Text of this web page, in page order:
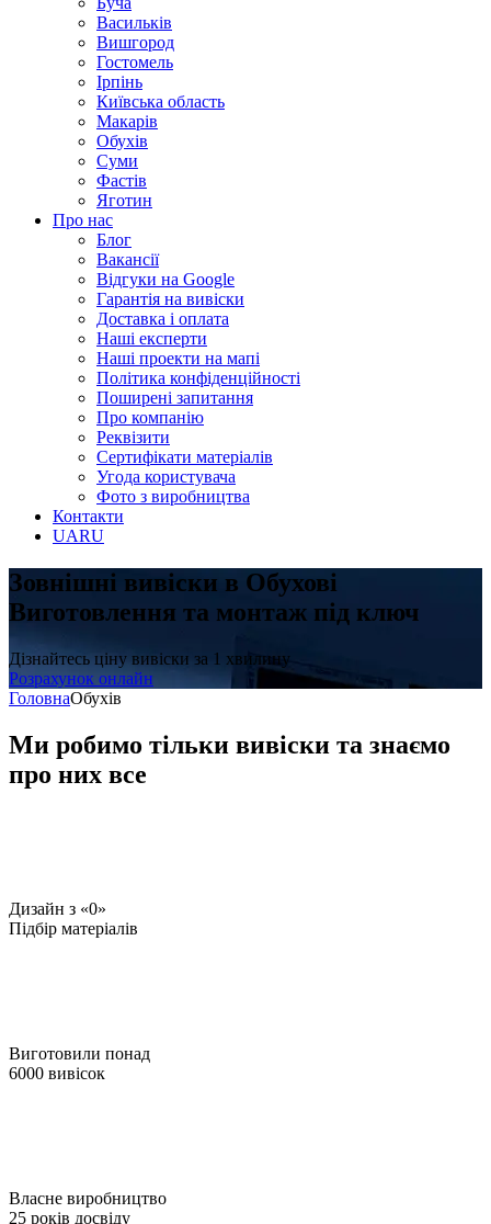
Васильків
Вишгород
Гостомель
Ірпінь
Київська область
Макарів
Обухів
Суми
Фастів
Яготин
Про нас
Блог
Вакансії
Відгуки на Google
Гарантія на вивіски
Доставка і оплата
Наші експерти
Наші проекти на мапі
Політика конфіденційності
Поширені запитання
Про компанію
Реквізити
Сертифікати матеріалів
Угода користувача
Фото з виробництва
Контакти
UARU
Зовнішні вивіски в Обухові
Виготовлення та монтаж під ключ
Дізнайтесь ціну вивіски за 1 хвилину
Розрахунок онлайн
ГоловнаОбухів
Ми робимо тільки вивіски та знаємо
про них все
Дизайн з «0»
Підбір матеріалів
Виготовили понад
6000 вивісок
Власне виробництво
25 років досвіду